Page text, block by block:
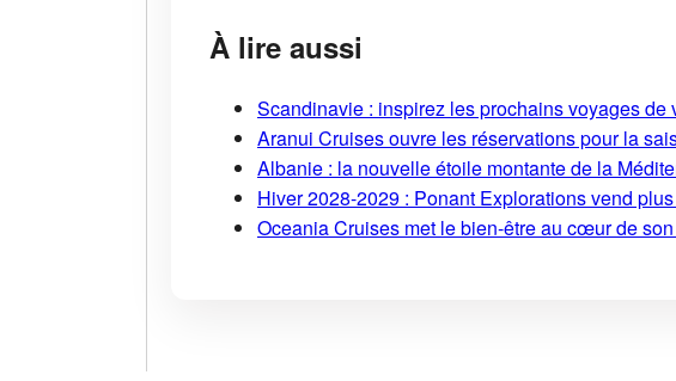
À lire aussi
Scandinavie : inspirez les prochains voyages de
Aranui Cruises ouvre les réservations pour la
Albanie : la nouvelle étoile montante de la
Hiver 2028-2029 : Ponant Explorations vend
Oceania Cruises met le bien-être au cœur de